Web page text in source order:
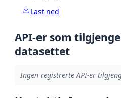
Last ned
API-er som
datasettet
Ingen registrerte API-er